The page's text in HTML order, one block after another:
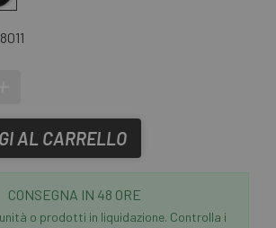
AL CARRELLO
CONSEGNA IN 48 ORE
o prodotti in liquidazione. Controlla i